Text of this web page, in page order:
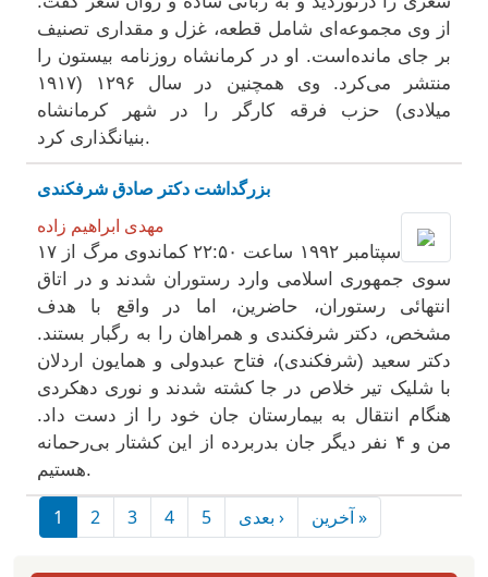
از وی مجموعه‌ای شامل قطعه، غزل و مقداری تصنیف
بر جای مانده‌است. او در کرمانشاه روزنامه بیستون را
منتشر می‌کرد. وی همچنین در سال ۱۲۹۶ (۱۹۱۷
میلادی) حزب فرقه کارگر را در شهر کرمانشاه
بنیانگذاری کرد.
بزرگداشت دکتر صادق شرفکندی
مهدی ابراهیم زاده
۱۷ سپتامبر ۱۹۹۲ ساعت ۲۲:۵۰ کماندوی مرگ از
سوی جمهوری اسلامی وارد رستوران شدند و در اتاق
انتهائی رستوران، حاضرین، اما در واقع با هدف
مشخص، دکتر شرفکندی و همراهان را به رگبار بستند.
دکتر سعید (شرفکندی)، فتاح عبدولی و همایون اردلان
با شلیک تیر خلاص در جا کشته شدند و نوری دهکردی
هنگام انتقال به بیمارستان جان خود را از دست داد.
من و ۴ نفر دیگر جان بدربرده از این کشتار بی‌رحمانه
هستیم.
Pagination
1 2 3 4 5 بعدی ›Next page
آخرین »Last page